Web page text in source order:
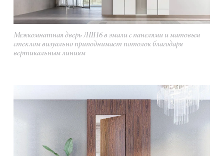
Межкомнатная дверь ЛШ16 в эмали с панелями и матовым
стеклом визуально приподнимает потолок благодаря
вертикальным линиям